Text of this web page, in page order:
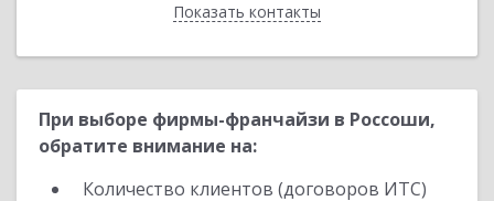
Показать контакты
Назад
При выборе фирмы-франчайзи в Россоши,
обратите внимание на:
Количество клиентов (договоров ИТС)